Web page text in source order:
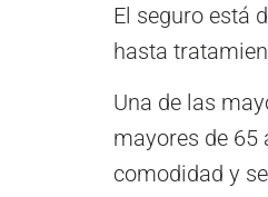
El seguro está
hasta
Una de las
mayores de 65
comodidad y